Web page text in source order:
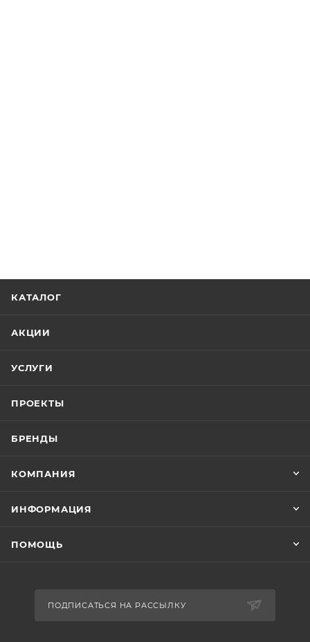
КАТАЛОГ
АКЦИИ
УСЛУГИ
ПРОЕКТЫ
БРЕНДЫ
КОМПАНИЯ
ИНФОРМАЦИЯ
ПОМОЩЬ
ПОДПИСАТЬСЯ НА РАССЫЛКУ